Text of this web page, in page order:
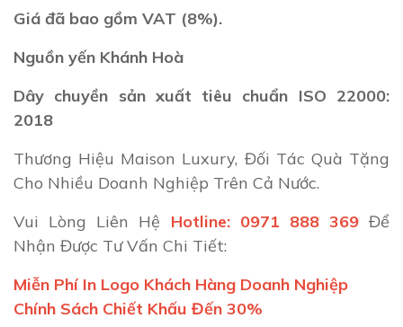
Giá đã bao gồm VAT (8%).
Nguồn yến Khánh Hoà
Dây chuyền sản xuất tiêu chuẩn ISO 22000:
2018
Thương Hiệu Maison Luxury, Đối Tác Quà Tặng
Cho Nhiều Doanh Nghiệp Trên Cả Nước.
Vui Lòng Liên Hệ Hotline: 0971 888 369Để
Nhận Được Tư Vấn Chi Tiết:
Miễn Phí In Logo Khách Hàng Doanh Nghiệp
Chính Sách Chiết Khấu Đến 30%